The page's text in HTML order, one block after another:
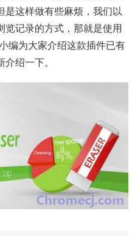
是这样做有些麻烦，我们以
览记录的方式，那就是使用
编为大家介绍这款插件已有
绍一下。